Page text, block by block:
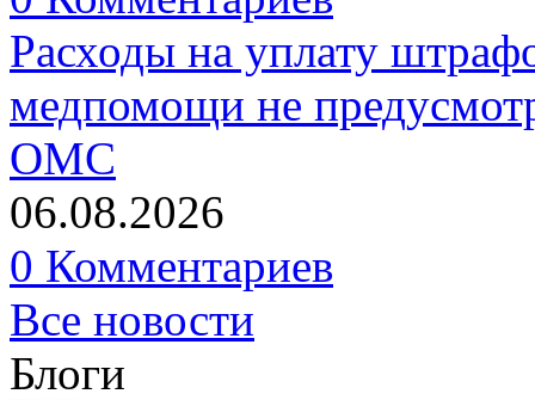
Расходы на уплату
медпомощи не
ОМС
06.08.2026
0 Комментариев
Все новости
Блоги